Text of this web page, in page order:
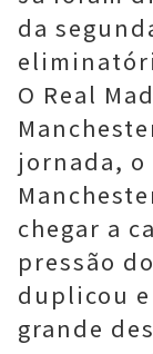
da
O Real
jornada, o
chegar a
pressão
duplicou
grande